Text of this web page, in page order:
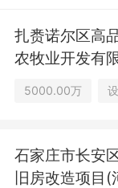
筑智
计；
设计
察
工
险性
相关
扎赉诺尔区高
农牧业开发有
5000.00万
石家庄市长安
旧房改造项目(